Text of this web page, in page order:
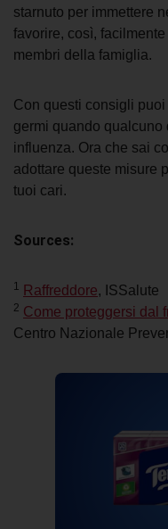
starnuto per immettere
favorire, così,
membri della famiglia.
Con questi consigli
germi quando
influenza. Ora che sai
adottare queste misure
tuoi cari.
Sources:
1 Raffreddore, ISSalute
2 Come proteggersi dal
Centro Nazionale